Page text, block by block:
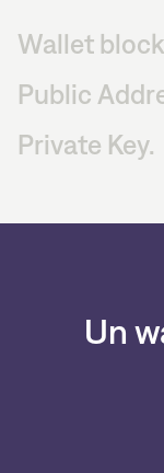
Wallet
Public
Private Key.
Un